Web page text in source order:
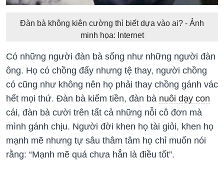
Đàn bà không kiên cường thì biết dựa vào ai? - Ảnh
minh họa: Internet
Có những người đàn bà sống như những người đàn
ông. Họ có chồng đấy nhưng tệ thay, người chồng
có cũng như không nên họ phải thay chồng gánh vác
hết mọi thứ. Đàn bà kiếm tiền, đàn bà nuôi dạy con
cái, đàn bà cười trên tất cả những nỗi cô đơn mà
mình gánh chịu. Người đời khen họ tài giỏi, khen họ
mạnh mẽ nhưng tự sâu thâm tâm họ chỉ muốn nói
rằng: “Mạnh mẽ quá chưa hẳn là điều tốt”.